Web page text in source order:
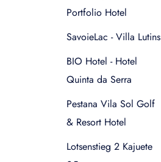
Portfolio Hotel
SavoieLac - Villa Lutins
BIO Hotel - Hotel
Quinta da Serra
Pestana Vila Sol Golf
& Resort Hotel
Lotsenstieg 2 Kajuete